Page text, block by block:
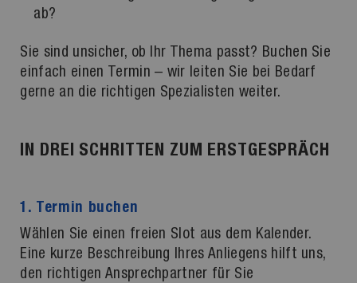
ab?
Sie sind unsicher, ob Ihr Thema passt? Buchen Sie
einfach einen Termin – wir leiten Sie bei Bedarf
gerne an die richtigen Spezialisten weiter.
IN DREI SCHRITTEN ZUM ERSTGESPRÄCH
1. Termin buchen
Wählen Sie einen freien Slot aus dem Kalender.
Eine kurze Beschreibung Ihres Anliegens hilft uns,
den richtigen Ansprechpartner für Sie